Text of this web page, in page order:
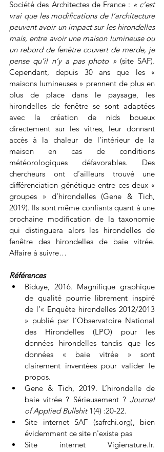
Société des Architectes de France : « c’est
vrai que les modifications de l’architecture
peuvent avoir un impact sur les hirondelles
mais, entre avoir une maison lumineuse ou
un rebord de fenêtre couvert de merde, je
pense qu’il n’y a pas photo » (site SAF)
Cependant, depuis 30 ans que les «
maisons lumineuses » prennent de plus en
plus de place dans le paysage, les
hirondelles de fenêtre se sont adaptées
avec la création de nids boueux
directement sur les vitres, leur donnant
accès à la chaleur de l’intérieur de la
maison en cas de conditions
météorologiques défavorables. Des
chercheurs ont d’ailleurs trouvé une
différenciation génétique entre ces deux «
groupes » d’hirondelles (Gene & Tich,
2019). Ils sont même confiants quant à une
prochaine modification de la taxonomie
qui distinguera alors les hirondelles de
fenêtre des hirondelles de baie vitrée.
Affaire à suivre…
Références
Biduye, 2016. Magnifique graphique
de qualité pourrie librement inspiré
de l’« Enquête hirondelles 2012/2013
» publié par l’Observatoire National
des Hirondelles (LPO) pour les
données hirondelles tandis que les
données « baie vitrée » sont
clairement inventées pour valider le
propos.
Gene & Tich, 2019. L’hirondelle de
baie vitrée ? Sérieusement ? Journal
of Applied Bullshit 1(4) :20-22.
Site internet SAF (safrchi.org), bien
évidemment ce site n'existe pas